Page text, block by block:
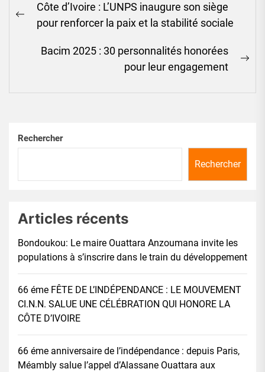
de
l’article
Previous
Côte d’Ivoire : L’UNPS inaugure son siège
pour renforcer la paix et la stabilité sociale
Bacim 2025 : 30 personnalités honorées
pour leur engagement
Rechercher
Rechercher
Articles récents
Bondoukou: Le maire Ouattara Anzoumana invite les
populations à s’inscrire dans le train du développement
66 éme FÊTE DE L’INDÉPENDANCE : LE MOUVEMENT
CI.N.N. SALUE UNE CÉLÉBRATION QUI HONORE LA
CÔTE D’IVOIRE
66 éme anniversaire de l’indépendance : depuis Paris,
Méambly salue l’appel d’Alassane Ouattara aux